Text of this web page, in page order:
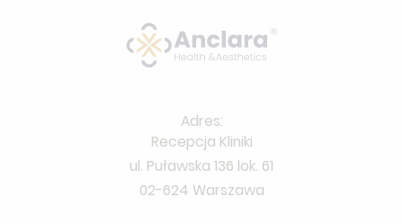
Adres:
Recepcja Kliniki
ul. Puławska 136 lok. 61
02-624 Warszawa